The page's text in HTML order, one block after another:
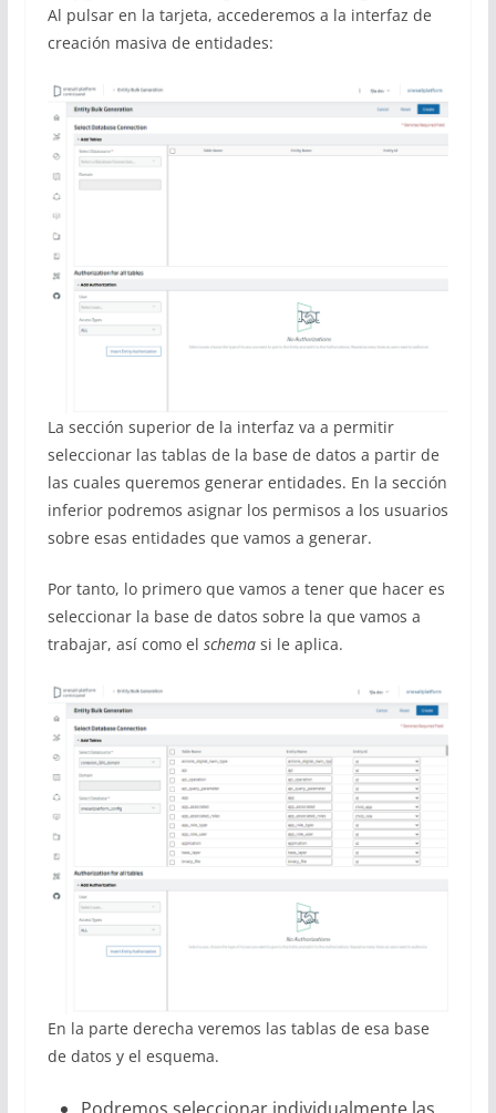
Al pulsar en la tarjeta, accederemos a la interfaz de
creación masiva de entidades:
La sección superior de la interfaz va a permitir
seleccionar las tablas de la base de datos a partir de
las cuales queremos generar entidades. En la sección
inferior podremos asignar los permisos a los usuarios
sobre esas entidades que vamos a generar.
Por tanto, lo primero que vamos a tener que hacer es
seleccionar la base de datos sobre la que vamos a
trabajar, así como el schema si le aplica.
En la parte derecha veremos las tablas de esa base
de datos y el esquema.